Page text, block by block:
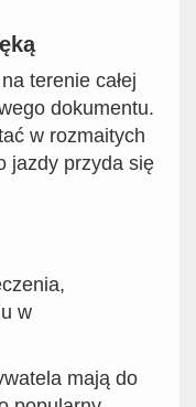
terenie całej
dokumentu.
w rozmaitych
jazdy przyda się
w
mają do